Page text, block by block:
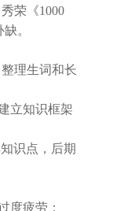
荣《1000
。
理生词和长
立知识框架
识点，后期
度疲劳；